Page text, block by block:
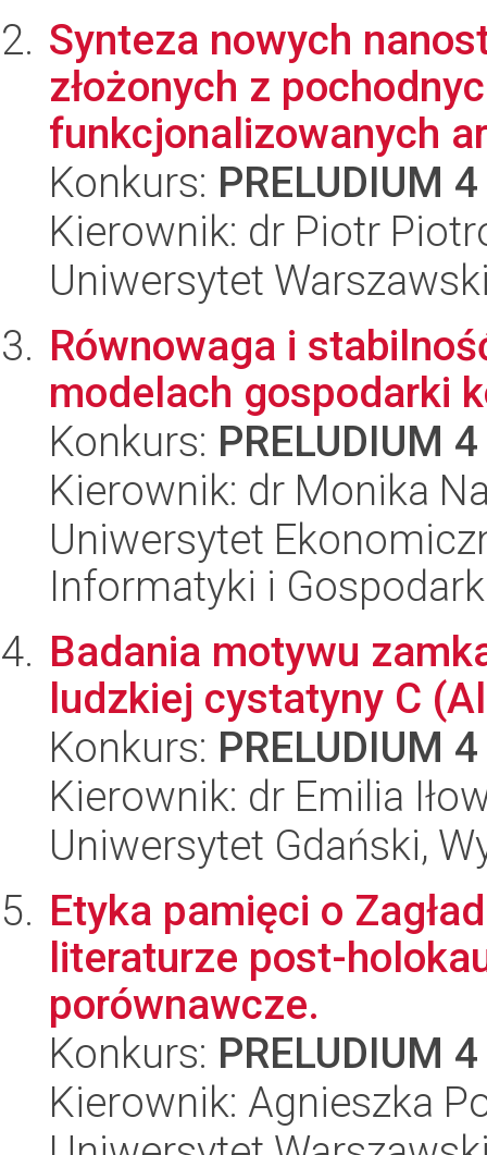
Synteza nowych
złożonych z
funkcjonalizowanych
Konkurs: PRELUDIUM 4
Kierownik: dr Piotr
Uniwersytet
Równowaga i
modelach gospodarki
Konkurs: PRELUDIUM 4
Kierownik: dr Monika
Uniwersytet
Informatyki i
Badania motywu
ludzkiej cystatyny C
Konkurs: PRELUDIUM 4
Kierownik: dr Emilia
Uniwersytet Gdański,
Etyka pamięci o
literaturze post-
porównawcze.
Konkurs: PRELUDIUM 4
Kierownik: Agnieszka